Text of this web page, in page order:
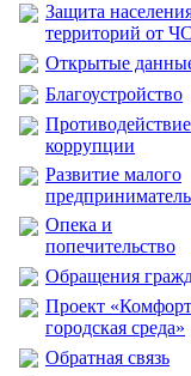
Защита
территорий от ЧС
Открытые
Благоустройство
Противодействие
коррупции
Развитие малого
Опека и
попечительство
Обращения
Проект
городская среда»
Обратная связь